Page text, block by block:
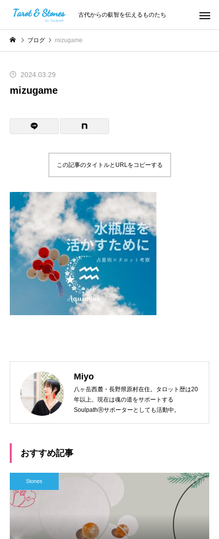
古代からの叡智を伝えるものたち
ブログ mizugame
2024.03.29
mizugame
この記事のタイトルとURLをコピーする
Miyo
八ヶ岳西麓・長野県原村在住。タロット歴は20
年以上。現在は魂の道をサポートする
SoulpathⓇサポーターとしても活動中。
おすすめ記事
Stones